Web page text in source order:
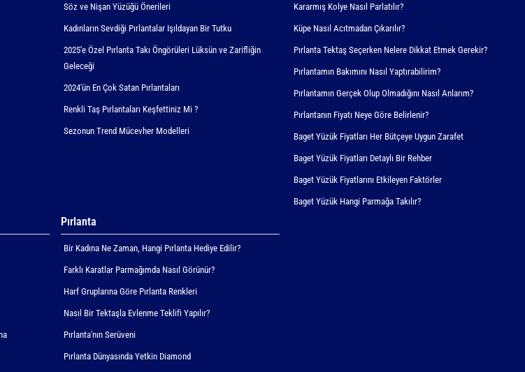
Söz ve Nişan Yüzüğü Önerileri
Kadınların Sevdiği Pırlantalar Işıldayan Bir Tutku
2025'e Özel Pırlanta Takı Öngörüleri Lüksün ve Zarifliğin
Geleceği
2024'ün En Çok Satan Pırlantaları
Renkli Taş Pırlantaları Keşfettiniz Mi ?
Sezonun Trend Mücevher Modelleri
Kararmış Kolye Nasıl Parlatılır?
Küpe Nasıl Acıtmadan Çıkarılır?
Pırlanta Tektaş Seçerken Nelere Dikkat Etmek Gerekir?
Pırlantamın Bakımını Nasıl Yaptırabilirim?
Pırlantamın Gerçek Olup Olmadığını Nasıl Anlarım?
Pırlantanın Fiyatı Neye Göre Belirlenir?
Baget Yüzük Fiyatları Her Bütçeye Uygun Zarafet
Baget Yüzük Fiyatları Detaylı Bir Rehber
Baget Yüzük Fiyatlarını Etkileyen Faktörler
Baget Yüzük Hangi Parmağa Takılır?
Pırlanta
Bir Kadına Ne Zaman, Hangi Pırlanta Hediye Edilir?
Farklı Karatlar Parmağımda Nasıl Görünür?
Harf Gruplarına Göre Pırlanta Renkleri
Nasıl Bir Tektaşla Evlenme Teklifi Yapılır?
Pırlanta'nın Serüveni
Pırlanta Dünyasında Yetkin Diamond